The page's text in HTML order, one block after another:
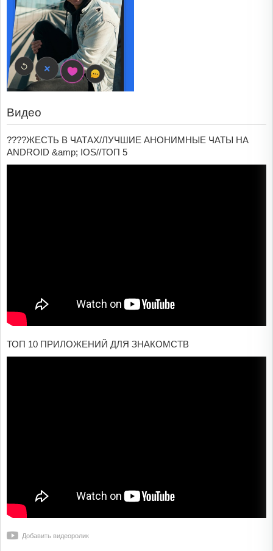
Видео
????ЖЕСТЬ В ЧАТАХ/ЛУЧШИЕ АНОНИМНЫЕ ЧАТЫ НА
ANDROID &amp; IOS//ТОП 5
ТОП 10 ПРИЛОЖЕНИЙ ДЛЯ ЗНАКОМСТВ
Добавить видеоролик